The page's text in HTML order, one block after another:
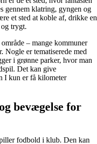
gennem klatring, gyngen og
et sted at koble af, drikke en
trygt.
– mange kommuner
Nogle er tematiserede med
i grønne parker, hvor man
Det kan give
I kun er få kilometer
bevægelse for
fodbold i klub. Den kan